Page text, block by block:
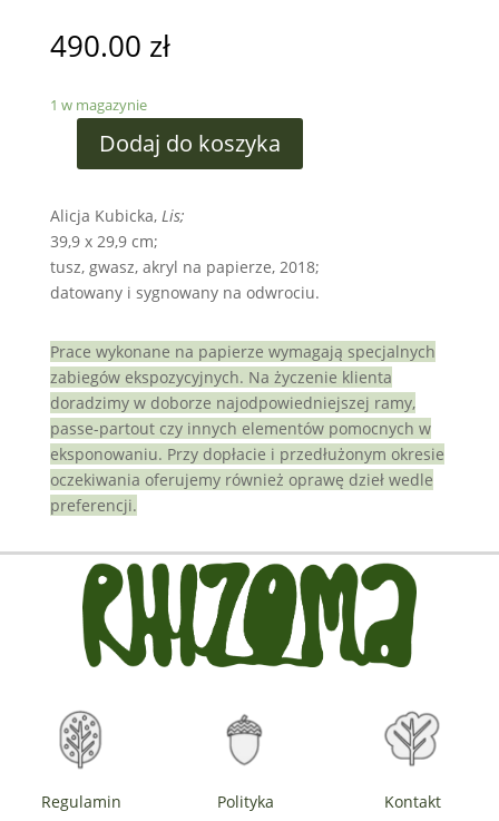
490.00 zł
1 w magazynie
Dodaj do koszyka
Alicja Kubicka, Lis;
39,9 x 29,9 cm;
tusz, gwasz, akryl na papierze, 2018;
datowany i sygnowany na odwrociu.
Prace wykonane na papierze wymagają specjalnych
zabiegów ekspozycyjnych. Na życzenie klienta
doradzimy w doborze najodpowiedniejszej ramy,
passe-partout czy innych elementów pomocnych w
eksponowaniu. Przy dopłacie i przedłużonym okresie
oczekiwania oferujemy również oprawę dzieł wedle
preferencji.
Regulamin
Polityka
Kontakt